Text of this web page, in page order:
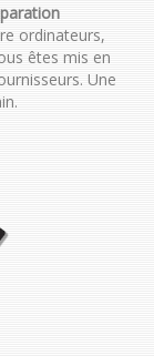
ordinateurs,
êtes mis en
Une